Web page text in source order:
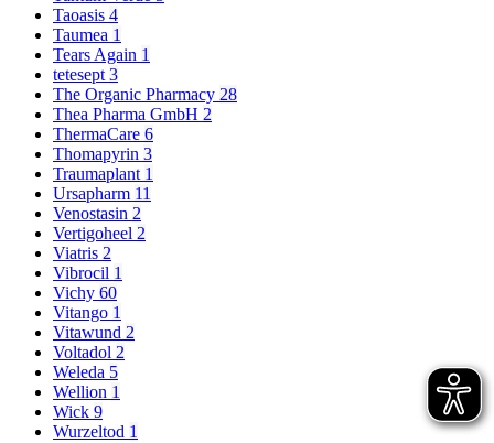
Taoasis 4
Taumea 1
Tears Again 1
tetesept 3
The Organic Pharmacy 28
Thea Pharma GmbH 2
ThermaCare 6
Thomapyrin 3
Traumaplant 1
Ursapharm 11
Venostasin 2
Vertigoheel 2
Viatris 2
Vibrocil 1
Vichy 60
Vitango 1
Vitawund 2
Voltadol 2
Weleda 5
Wellion 1
Wick 9
Wurzeltod 1